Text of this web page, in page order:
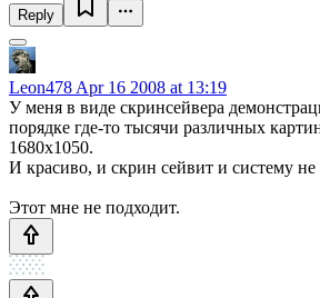
Reply
Leon478 Apr 16 2008 at 13:19
У меня в виде скринсейвера
порядке где-то тысячи различных
1680x1050.
И красиво, и скрин сейвит и систему не
Этот мне не подходит.